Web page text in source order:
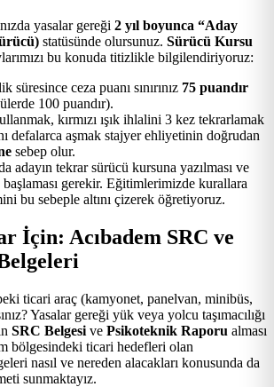
yasalar gereği 2 yıl boyunca “Aday
statüsünde olursunuz. Sürücü Kursu
bu konuda titizlikle bilgilendiriyoruz:
süresince ceza puanı sınırınız 75 puandır
100 puandır).
kırmızı ışık ihlalini 3 kez tekrarlamak
defalarca aşmak stajyer ehliyetinin doğrudan
sebep olur.
adayın tekrar sürücü kursuna yazılması ve
başlaması gerekir. Eğitimlerimizde kurallara
bu sebeple altını çizerek öğretiyoruz.
İçin: Acıbadem SRC ve
ticari araç (kamyonet, panelvan, minibüs,
Yasalar gereği yük veya yolcu taşımacılığı
SRC Belgesi ve Psikoteknik Raporu alması
bölgesindeki ticari hedefleri olan
nasıl ve nereden alacakları konusunda da
sunmaktayız.